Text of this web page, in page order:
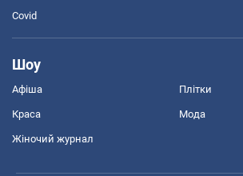
Covid
Шоу
Афіша Плітки
Краса Мода
Жіночий журнал